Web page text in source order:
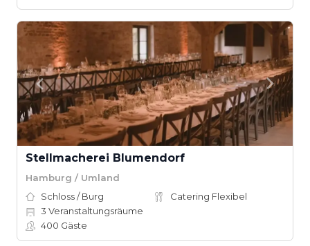
Stellmacherei Blumendorf
Hamburg / Umland
Schloss / Burg
Catering Flexibel
3 Veranstaltungsräume
400 Gäste